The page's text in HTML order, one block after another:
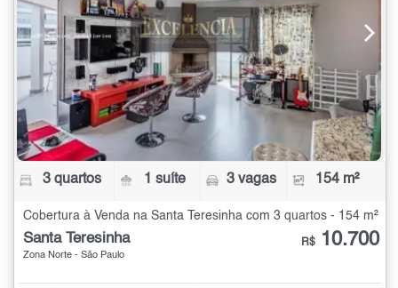
3 quartos 1 suíte 3 vagas 154 m²
Cobertura à Venda na Santa Teresinha com 3 quartos - 154 m²
Santa Teresinha
Zona Norte - São Paulo
R$ 10.700